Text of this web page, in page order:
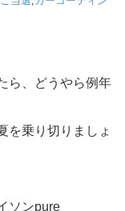
ら、どうやら例年
を乗り切りましょ
ソンpure